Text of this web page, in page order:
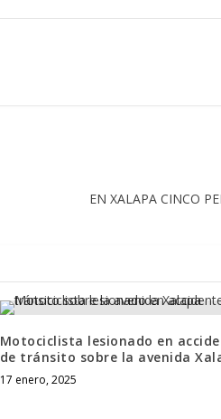
EN XALAPA CINCO
Motociclista lesionado en
de tránsito sobre la avenida
17 enero, 2025